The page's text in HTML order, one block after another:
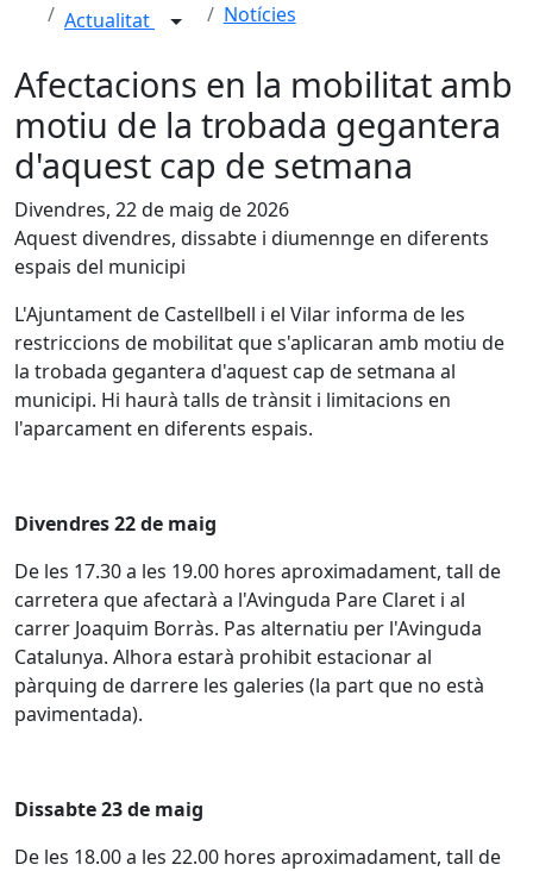
Actualitat Notícies
Afectacions en la mobilitat amb
motiu de la trobada gegantera
d'aquest cap de setmana
Divendres, 22 de maig de 2026
Aquest divendres, dissabte i diumennge en diferents
espais del municipi
L'Ajuntament de Castellbell i el Vilar informa de les
restriccions de mobilitat que s'aplicaran amb motiu de
la trobada gegantera d'aquest cap de setmana al
municipi. Hi haurà talls de trànsit i limitacions en
l'aparcament en diferents espais.
Divendres 22 de maig
De les 17.30 a les 19.00 hores aproximadament, tall de
carretera que afectarà a l'Avinguda Pare Claret i al
carrer Joaquim Borràs. Pas alternatiu per l'Avinguda
Catalunya. Alhora estarà prohibit estacionar al
pàrquing de darrere les galeries (la part que no està
pavimentada).
Dissabte 23 de maig
De les 18.00 a les 22.00 hores aproximadament, tall de